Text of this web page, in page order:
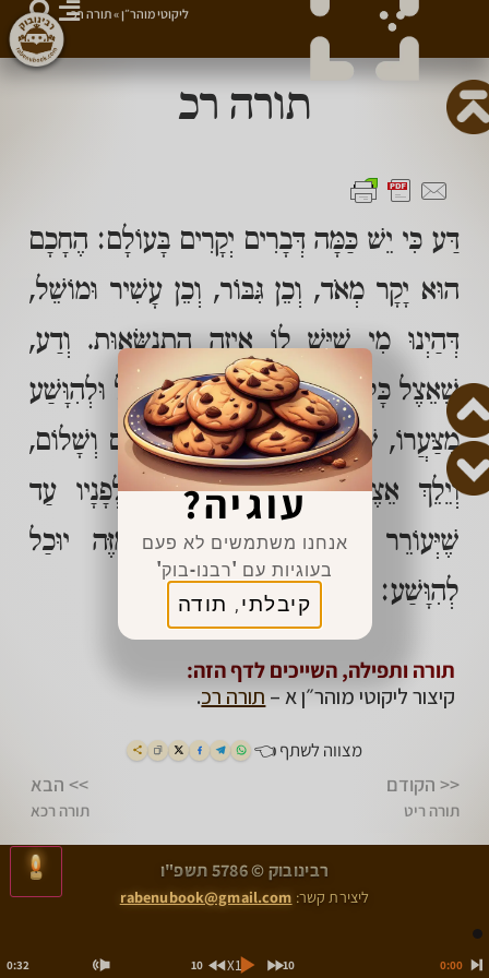
תורה רכ
דַּע כִּי יֵשׁ כַּמָּה דְּבָרִים יְקָרִים בָּעוֹלָם: הֶחָכָם
הוּא יָקָר מְאֹד, וְכֵן גִּבּוֹר, וְכֵן עָשִׁיר וּמוֹשֵׁל,
דְּהַיְנוּ מִי שֶׁיֵּשׁ לוֹ אֵיזֶה הִתְנַשְּׂאוּת. וְדַע,
שֶׁאֵצֶל כָּל אֶחָד מֵהֶם, יְכוֹלִים לִפְעֹל וּלְהִוָּשַׁע
מִצַּעֲרוֹ, שֶׁאִם יֵשׁ לוֹ אֵיזֶה צַעַר, חַס וְשָׁלוֹם,
וְיֵלֵךְ אֵצֶל אֶחָד מֵהֶם וִיסַפְּרוֹ לְפָנָיו עַד
שֶׁיְּעוֹרֵר רַחֲמִים אֶצְלוֹ עָלָיו, מִזֶּה יוּכַל
לְהִוָּשַׁע:
תורה ותפילה, השייכים לדף הזה:
קיצור ליקוטי מוהר״ן א – תורה רכ.
מצווה לשתף 👈
<< הקודם
תורה ריט
>> הבא
תורה רכא
ליקוטי מוהר״ן»תורה רכ
>
תורה רכא
0:00
10 X1 10
0:32
רבינובוק © 5786 תשפ"ו
ליצירת קשר: rabenubook@gmail.com
עוגיה?
אנחנו משתמשים לא פעם
בעוגיות עם 'רבנו-בוק'
קיבלתי, תודה